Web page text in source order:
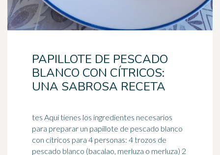
PAPILLOTE DE PESCADO
BLANCO CON CÍTRICOS:
UNA SABROSA RECETA
tes Aquí tienes los ingredientes necesarios
para preparar un papillote de pescado blanco
con cítricos para 4 personas: 4 trozos de
pescado blanco (bacalao, merluza o merluza) 2